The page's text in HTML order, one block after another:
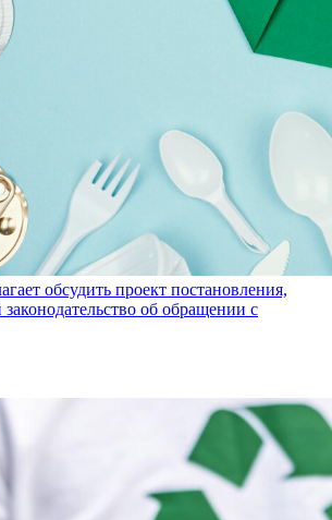
обсудить проект постановления,
об обращении с